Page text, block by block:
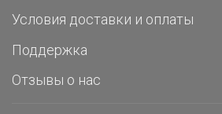
Условия доставки и оплаты
Поддержка
Отзывы о нас